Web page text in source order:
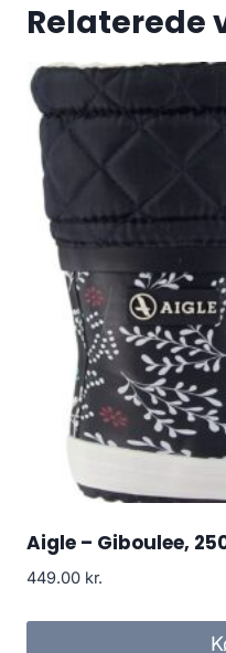
Relaterede
Aigle – Giboulee,
449.00 kr.